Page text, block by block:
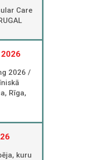
Care
2026 /
Rīga,
kuru